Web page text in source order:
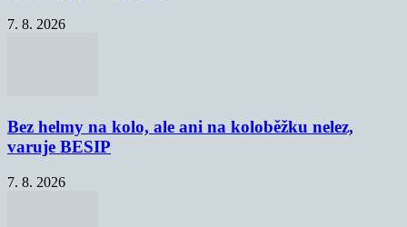
7. 8. 2026
Bez helmy na kolo, ale ani na koloběžku nelez,
varuje BESIP
7. 8. 2026